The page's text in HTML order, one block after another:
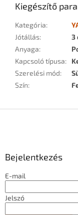
Kiegészítő
Kategória:
Jótállás:
3
Anyaga:
Kapcsoló típusa:
Szerelési mód:
Szín:
Bejelentkezés
E-mail
Jelszó